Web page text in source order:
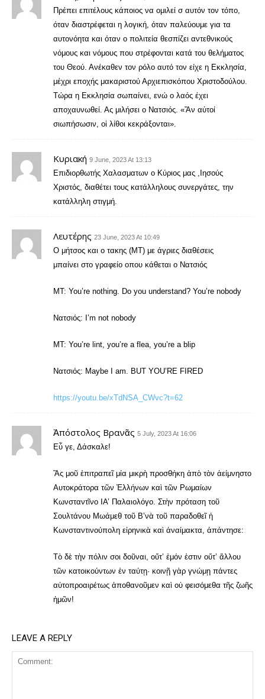
Πρέπει επιτέλους κάποιος να ομιλεί σ αυτόν τον τόπο,
όταν διαστρέφεται η λογική, όταν παλεύουμε για τα
αυτονόητα και όταν ο πολιτεία θεσπίζει αντεθνικούς
νόμους και νόμους που στρέφονται κατά του θελήματος
του Θεού. Ανέκαθεν τον ρόλο αυτό τον είχε η Εκκλησία,
μέχρι εποχής μακαριστού Αρχιεπισκόπου Χριστοδούλου.
Τώρα η Εκκλησία σωπαίνει, ενώ ο λαός έχει
αποχαυνωθεί. Ας μιλήσει ο Νατσιός. «Ἄν αὐτοί
σιωπήσωσιν, οἱ λίθοι κεκράξονται».
Κυριακή 9 June, 2023 At 13:13
Επιδιορθωτής Χαλασματων ο Κύριος μας ,Ιησούς
Χριστός, διαθέτει τους κατάλληλους συνεργάτες, την
κατάλληλη στιγμή.
Λευτέρης 23 June, 2023 At 10:49
O μήτσος και ο τακης (ΜΤ) με άγριες διαθέσεις
μπαίνει στο γραφείο οπου κάθεται ο Νατσιός
ΜΤ: You’re nothing. Do you understand? You’re nobody
Νατσιός: I’m not nobody
MT: You’re lint, you’re a flea, you’re a blip
Νατσιός: Maybe I am. BUT YOU’RE FIRED
https://youtu.be/xTdNSA_CWvc?t=62
Ἀπόστολος Βρανᾶς 5 July, 2023 At 16:06
Εὖ γε, Δάσκαλε!
Ἂς μοῦ ἐπιτραπεῖ μία μικρὴ προσθήκη ἀπὸ τὸν ἀείμνηστο
Αυτοκράτορα τῶν Ἑλλήνων καὶ τῶν Ρωμαίων
Κωνσταντῖνο ΙΑ’ Παλαιολόγο. Στὴν πρόταση τοῦ
Σουλτάνου Μωάμεθ τοῦ Β’νὰ τοῦ παραδοθεῖ ἡ
Κωνσταντινούπολη εἰρηνικὰ καὶ ἀναίμακτα, ἀπάντησε:
Τὸ δὲ τὴν πόλιν σοι δοῦναι, οὔτ’ ἐμόν ἐστιν οὔτ’ ἄλλου
τῶν κατοικούντων ἐν ταύτῃ· κοινῇ γὰρ γνώμῃ πάντες
αὐτοπροαιρέτως ἀποθανοῦμεν καὶ οὐ φεισόμεθα τῆς ζωῆς
ἡμῶν!
LEAVE A REPLY